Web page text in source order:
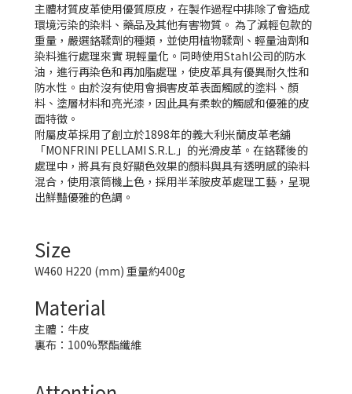
主體材質皮革使用優質原皮，在製作過程中排除了會造成
環境污染的染料、藥品及其他有害物質。 為了減輕包款的
重量，嚴選鉻鞣劑的種類，並使用植物鞣劑、輕量油劑和
染料進行處理來實 現輕量化。同時使用Stahl公司的防水
油，進行再染色和再加脂處理，使皮革具有優異耐久性和
防水性。由於沒有使用會損害皮革表面觸感的塗料、顏
料、塗層材料和亮光漆，因此具有柔軟的觸感和優雅的皮
面特徵。
附屬皮革採用了創立於1898年的義大利米蘭皮革老舖
「MONFRINI PELLAMI S.R.L.」的光滑皮革。在鉻鞣後的
處理中，將具有良好顯色效果的顏料與具有透明感的染料
混合，使用滾筒機上色，採用半苯胺皮革處理工藝，呈現
出鮮豔優雅的色調。
Size
W460 H220 (mm) 重量約400g
Material
主體：牛皮
裏布：100%聚酯纖維